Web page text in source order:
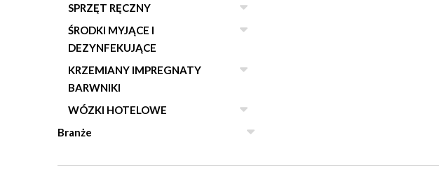
SPRZĘT RĘCZNY
ŚRODKI MYJĄCE I
DEZYNFEKUJĄCE
KRZEMIANY IMPREGNATY
BARWNIKI
WÓZKI HOTELOWE
Branże